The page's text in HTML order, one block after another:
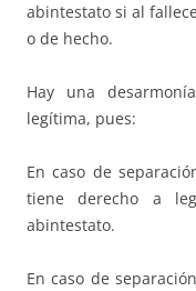
abintestato si al
o de hecho.
Hay una
legítima, pues:
En caso de
tiene derecho a
abintestato.
En caso de